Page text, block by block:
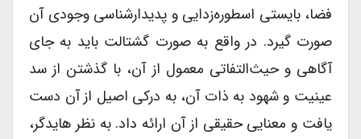
فضا، بایستی اسطوره‌زدایی و پدیدارشناسی وجودی آن
صورت گیرد. در واقع به صورت گشتالت باید به جای
آگاهی و حیث‌التفاتی معمول از آن، با گذشتن از سد
عینیت و شهود به ذات آن، به درکی اصیل از آن دست
یافت و معنایی حقیقی از آن ارائه داد. به نظر هایدگر،